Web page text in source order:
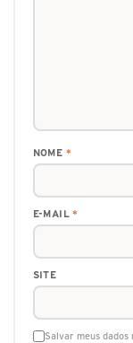
NOME *
E-MAIL*
SITE
Salvar meus dados